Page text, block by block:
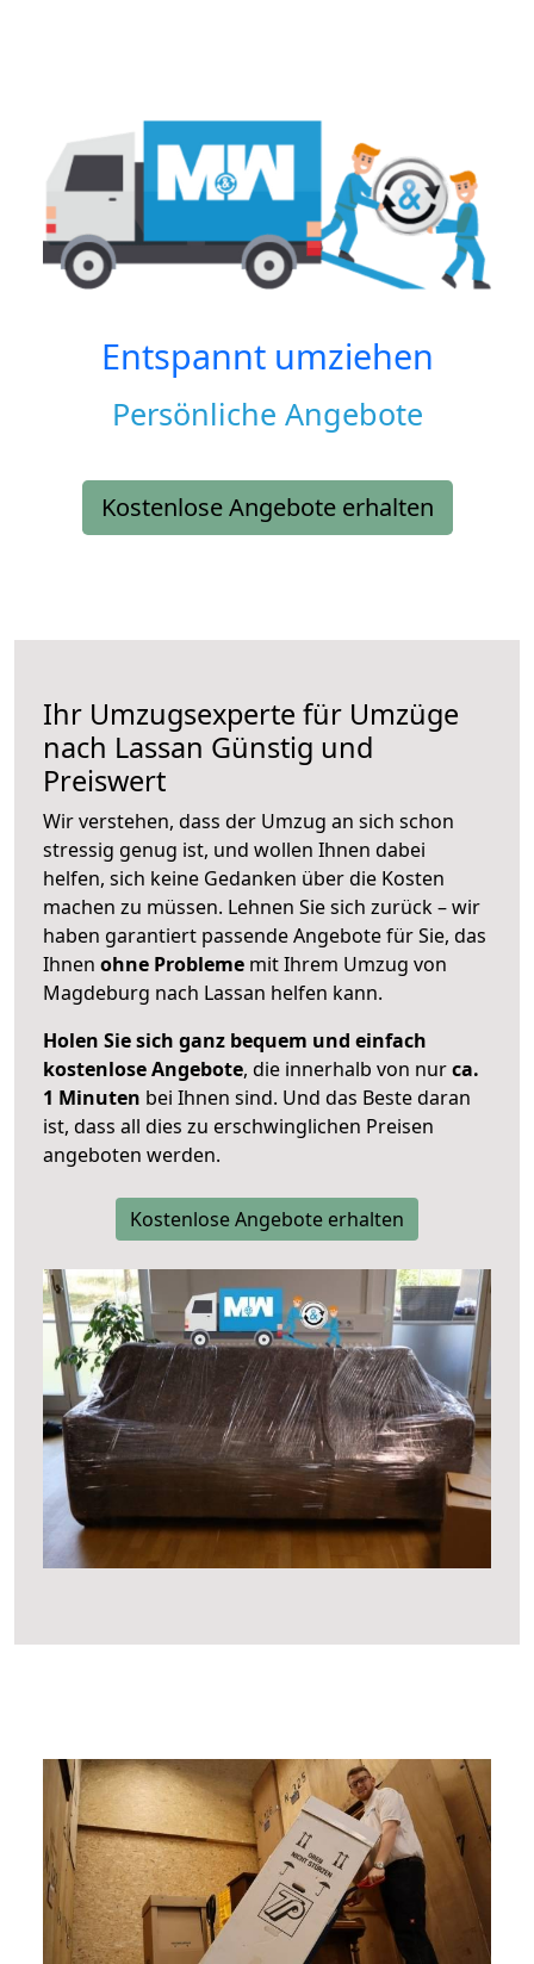
Entspannt umziehen
Persönliche Angebote
Kostenlose Angebote erhalten
Ihr Umzugsexperte für Umzüge
nach Lassan Günstig und
Preiswert
Wir verstehen, dass der Umzug an sich schon
stressig genug ist, und wollen Ihnen dabei
helfen, sich keine Gedanken über die Kosten
machen zu müssen. Lehnen Sie sich zurück – wir
haben garantiert passende Angebote für Sie, das
Ihnen ohne Probleme mit Ihrem Umzug von
Magdeburg nach Lassan helfen kann.
Holen Sie sich ganz bequem und einfach
kostenlose Angebote, die innerhalb von nurca.
1 Minuten bei Ihnen sind. Und das Beste daran
ist, dass all dies zu erschwinglichen Preisen
angeboten werden.
Kostenlose Angebote erhalten